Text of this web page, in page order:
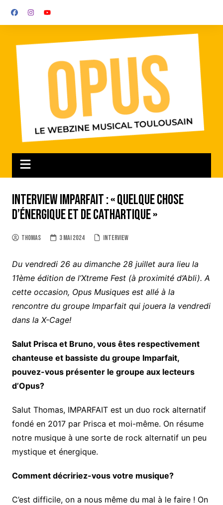
Interview IMPARFAIT : « quelque chose
d’énergique et de cathartique »
Thomas 3 mai 2024 Interview
Du vendredi 26 au dimanche 28 juillet aura lieu la
11ème édition de l’Xtreme Fest (à proximité d’Abli). A
cette occasion, Opus Musiques est allé à la
rencontre du groupe Imparfait qui jouera la vendredi
dans la X-Cage!
Salut Prisca et Bruno, vous êtes respectivement
chanteuse et bassiste du groupe Imparfait,
pouvez-vous présenter le groupe aux lecteurs
d’Opus?
Salut Thomas, IMPARFAIT est un duo rock alternatif
fondé en 2017 par Prisca et moi-même. On résume
notre musique à une sorte de rock alternatif un peu
mystique et énergique.
Comment décririez-vous votre musique?
C’est difficile, on a nous même du mal à le faire ! On